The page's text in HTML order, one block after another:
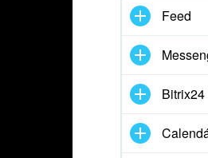
Feed